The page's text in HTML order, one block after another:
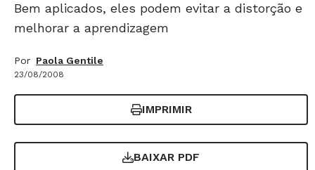
Bem aplicados, eles podem evitar a distorção e
melhorar a aprendizagem
Por Paola Gentile
23/08/2008
IMPRIMIR
BAIXAR PDF